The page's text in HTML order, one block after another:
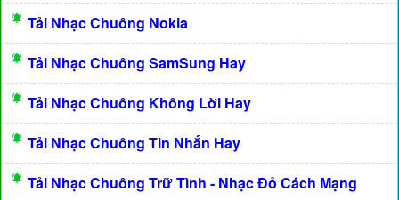
Tải Nhạc Chuông Nokia
Tải Nhạc Chuông SamSung Hay
Tải Nhạc Chuông Không Lời Hay
Tải Nhạc Chuông Tin Nhắn Hay
Tải Nhạc Chuông Trữ Tình - Nhạc Đỏ Cách Mạng